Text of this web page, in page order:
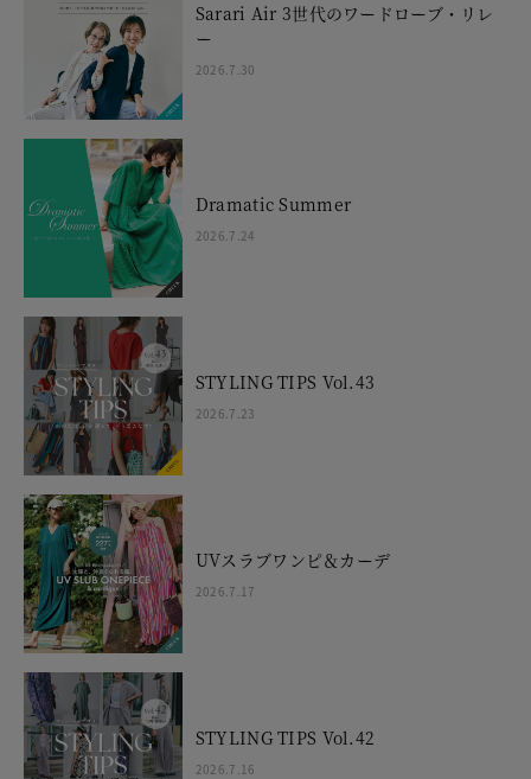
Sarari Air 3世代のワードローブ・リレ
ー
2026.7.30
Dramatic Summer
2026.7.24
STYLING TIPS Vol.43
2026.7.23
UVスラブワンピ＆カーデ
2026.7.17
STYLING TIPS Vol.42
2026.7.16